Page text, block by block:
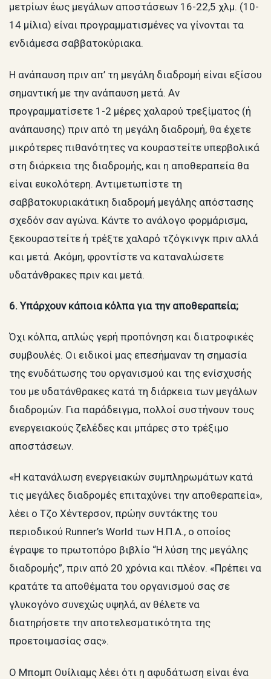
μετρίων έως μεγάλων αποστάσεων 16-22,5 χλμ. (10-
14 μίλια) είναι προγραμματισμένες να γίνονται τα
ενδιάμεσα σαββατοκύριακα.
Η ανάπαυση πριν απ’ τη μεγάλη διαδρομή είναι εξίσου
σημαντική με την ανάπαυση μετά. Αν
προγραμματίσετε 1-2 μέρες χαλαρού τρεξίματος (ή
ανάπαυσης) πριν από τη μεγάλη διαδρομή, θα έχετε
μικρότερες πιθανότητες να κουραστείτε υπερβολικά
στη διάρκεια της διαδρομής, και η αποθεραπεία θα
είναι ευκολότερη. Αντιμετωπίστε τη
σαββατοκυριακάτικη διαδρομή μεγάλης απόστασης
σχεδόν σαν αγώνα. Κάντε το ανάλογο φορμάρισμα,
ξεκουραστείτε ή τρέξτε χαλαρό τζόγκινγκ πριν αλλά
και μετά. Ακόμη, φροντίστε να καταναλώσετε
υδατάνθρακες πριν και μετά.
6. Υπάρχουν κάποια κόλπα για την αποθεραπεία;
Όχι κόλπα, απλώς γερή προπόνηση και διατροφικές
συμβουλές. Οι ειδικοί μας επεσήμαναν τη σημασία
της ενυδάτωσης του οργανισμού και της ενίσχυσής
του με υδατάνθρακες κατά τη διάρκεια των μεγάλων
διαδρομών. Για παράδειγμα, πολλοί συστήνουν τους
ενεργειακούς ζελέδες και μπάρες στο τρέξιμο
αποστάσεων.
«Η κατανάλωση ενεργειακών συμπληρωμάτων κατά
τις μεγάλες διαδρομές επιταχύνει την αποθεραπεία»,
λέει ο Τζο Χέντερσον, πρώην συντάκτης του
περιοδικού Runner’s World των Η.Π.Α., ο οποίος
έγραψε το πρωτοπόρο βιβλίο “Η λύση της μεγάλης
διαδρομής”, πριν από 20 χρόνια και πλέον. «Πρέπει να
κρατάτε τα αποθέματα του οργανισμού σας σε
γλυκογόνο συνεχώς υψηλά, αν θέλετε να
διατηρήσετε την αποτελεσματικότητα της
προετοιμασίας σας».
Ο Μπομπ Ουίλιαμς λέει ότι η αφυδάτωση είναι ένα